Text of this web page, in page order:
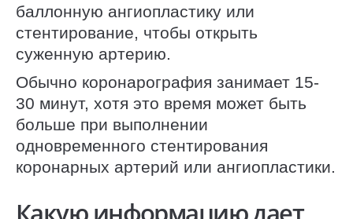
баллонную ангиопластику или
стентирование, чтобы открыть
суженную артерию.
Обычно коронарография занимает 15-
30 минут, хотя это время может быть
больше при выполнении
одновременного стентирования
коронарных артерий или ангиопластики.